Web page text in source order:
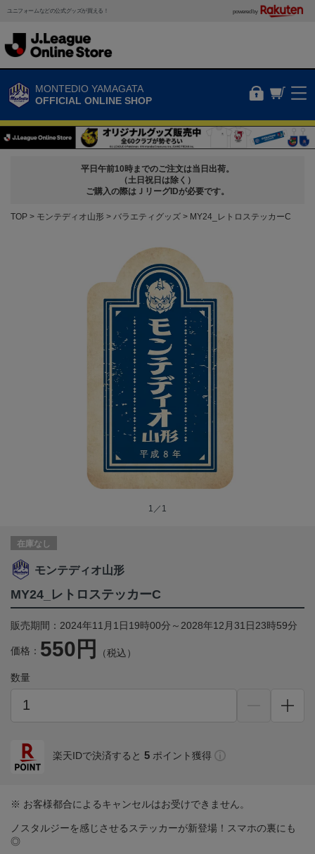
ユニフォームなどの公式グッズが買える！ powered by
MONTEDIO YAMAGATA
OFFICIAL ONLINE SHOP
平日午前10時までのご注文は当日出荷。
（土日祝日は除く）
ご購入の際はＪリーグIDが必要です。
TOP モンテディオ山形 バラエティグッズ MY24_レトロステッカーC
1／1
在庫なし
モンテディオ山形
MY24_レトロステッカーC
販売期間：2024年11月1日19時00分～2028年12月31日23時59分
価格： 550円 （税込）
数量
楽天IDで決済すると 5 ポイント獲得
※ お客様都合によるキャンセルはお受けできません。
ノスタルジーを感じさせるステッカーが新登場！スマホの裏にも
◎